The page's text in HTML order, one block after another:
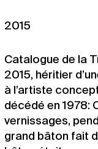
2015
Catalogue de la
2015, héritier
à l’artiste
décédé en 1978:
vernissages,
grand bâton fait